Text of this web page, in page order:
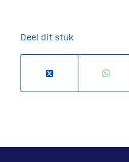
Deel dit stuk